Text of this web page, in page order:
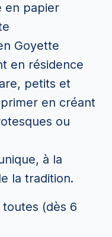
en papier
Goyette
en résidence
petits et
en créant
ou
à la
la tradition.
(dès 6